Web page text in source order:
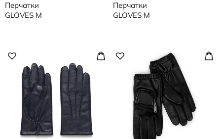
Перчатки
GLOVES M
Перчатки
GLOVES M